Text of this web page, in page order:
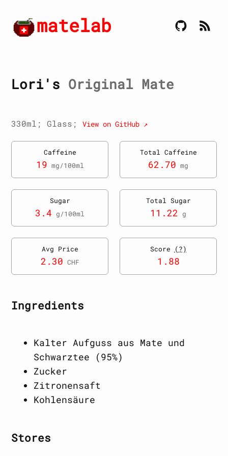
matelab
Lori's Original Mate
330ml; Glass; View on GitHub ↗
Caffeine
19 mg/100ml
Total Caffeine
62.70 mg
Sugar
3.4 g/100ml
Total Sugar
11.22 g
Avg Price
2.30 CHF
Score (?)
1.88
Ingredients
Kalter Aufguss aus Mate und
Schwarztee (95%)
Zucker
Zitronensaft
Kohlensäure
Stores